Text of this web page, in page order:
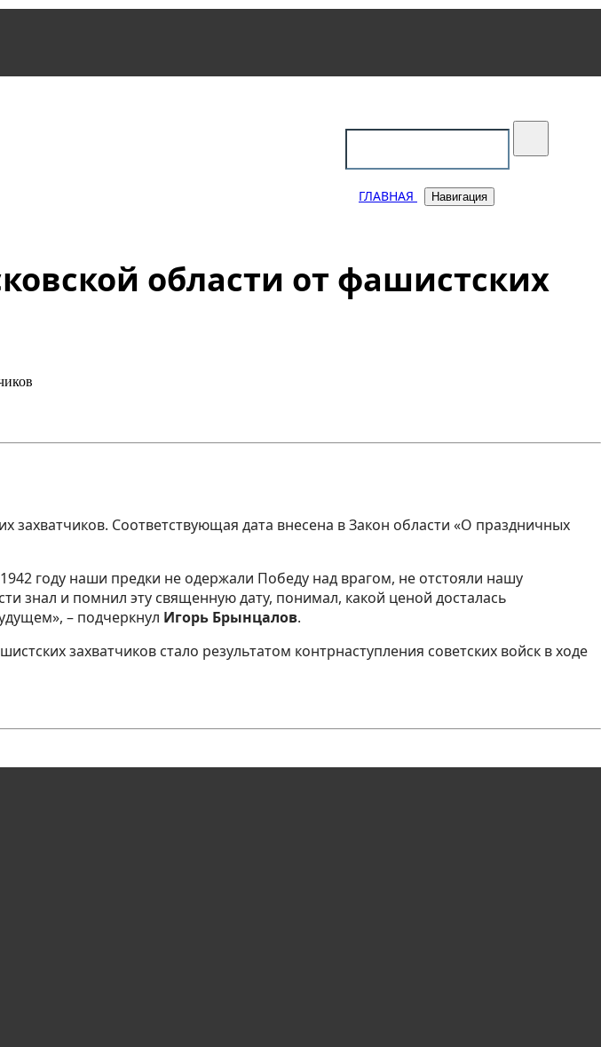
ГЛАВНАЯ Навигация
области от фашистских
Соответствующая дата внесена в Закон области «О праздничных
году наши предки не одержали Победу над врагом, не отстояли нашу
знал и помнил эту священную дату, понимал, какой ценой досталась
– подчеркнул Игорь Брынцалов.
захватчиков стало результатом контрнаступления советских войск в ходе